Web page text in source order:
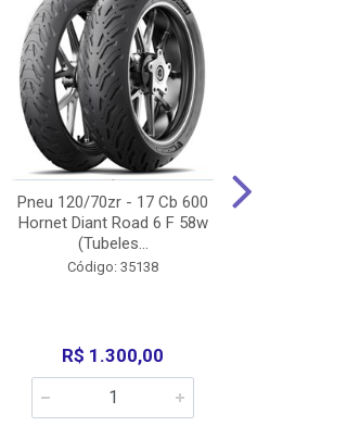
Pneu 120/70zr - 17 Cb 600
Hornet Diant Road 6 F 58w
(Tubeles...
Código: 35138
R$ 1.300,00